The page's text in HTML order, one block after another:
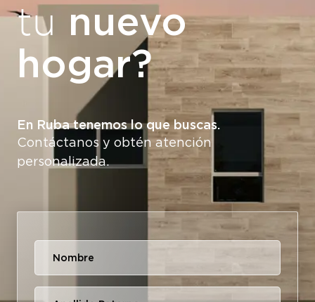
tu nuevo
hogar?
En Ruba tenemos lo que buscas.
Contáctanos y obtén atención
personalizada.